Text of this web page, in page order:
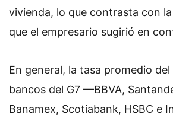
vivienda, lo que contrasta con la
que el empresario sugirió en
En general, la tasa promedio del
bancos del G7 —BBVA,
Banamex, Scotiabank, HSBC e